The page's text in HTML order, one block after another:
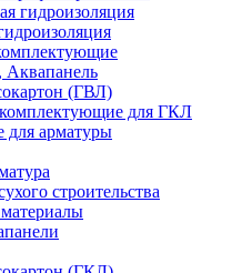
гидроизоляция
(ГВЛ)
для ГКЛ
арматуры
строительства